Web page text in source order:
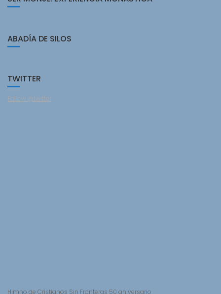
ABADÍA DE SILOS
TWITTER
Follow @twitter
Himno de Cristianos Sin Fronteras 50 aniversario